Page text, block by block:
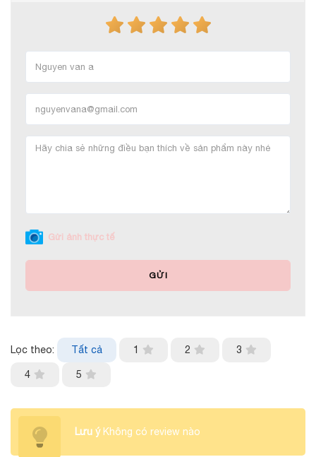
Gửi ảnh thực tế
GỬI
Lọc theo: Tất cả 1 2 3
4 5
Lưu ýKhông có review nào